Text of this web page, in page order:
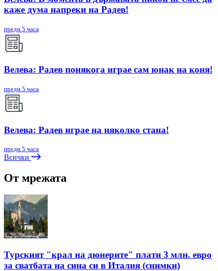
каже дума напреки на Радев!
преди 5 часа
Велева: Радев понякога играе сам юнак на коня!
преди 5 часа
Велева: Радев играе на няколко стана!
преди 5 часа
Всички
От мрежата
Турският "крал на дюнерите" плати 3 млн. евро
за сватбата на сина си в Италия (снимки)